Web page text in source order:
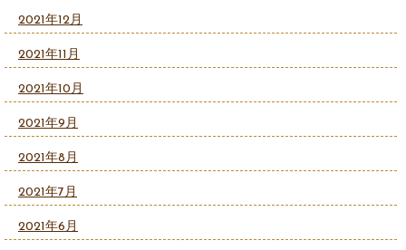
2021年12月
2021年11月
2021年10月
2021年9月
2021年8月
2021年7月
2021年6月